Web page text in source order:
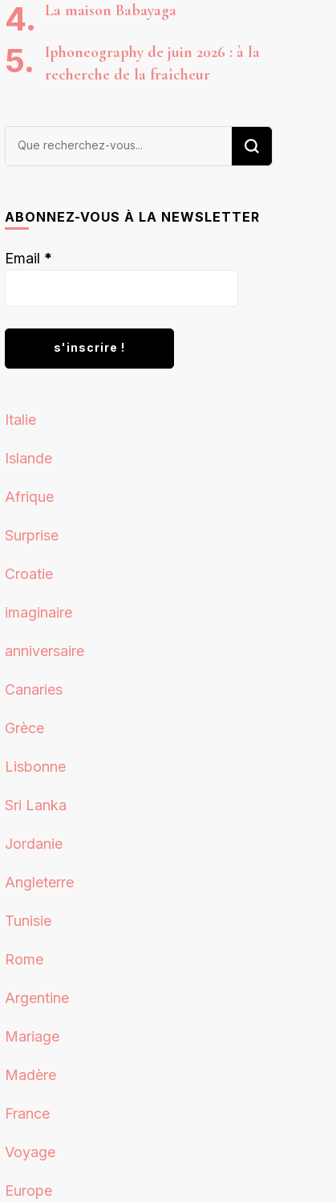
La maison Babayaga
Iphoneography de juin 2026 : à la
recherche de la fraîcheur
Vous
ABONNEZ-VOUS À LA NEWSLETTER
Email *
Italie
Islande
Afrique
Surprise
Croatie
imaginaire
anniversaire
Canaries
Grèce
Lisbonne
Sri Lanka
Jordanie
Angleterre
Tunisie
Rome
Argentine
Mariage
Madère
France
Voyage
Europe